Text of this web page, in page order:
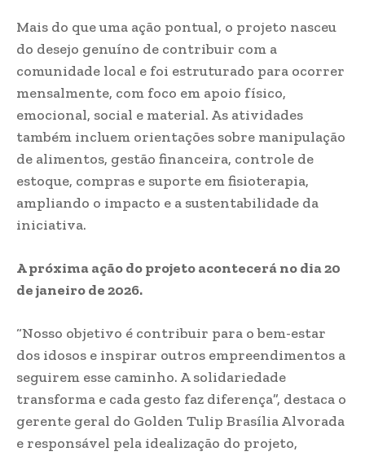
Mais do que uma ação pontual, o projeto nasceu
do desejo genuíno de contribuir com a
comunidade local e foi estruturado para ocorrer
mensalmente, com foco em apoio físico,
emocional, social e material. As atividades
também incluem orientações sobre manipulação
de alimentos, gestão financeira, controle de
estoque, compras e suporte em fisioterapia,
ampliando o impacto e a sustentabilidade da
iniciativa.
A próxima ação do projeto acontecerá no dia 20
de janeiro de 2026.
“Nosso objetivo é contribuir para o bem-estar
dos idosos e inspirar outros empreendimentos a
seguirem esse caminho. A solidariedade
transforma e cada gesto faz diferença”, destaca o
gerente geral do Golden Tulip Brasília Alvorada
e responsável pela idealização do projeto,